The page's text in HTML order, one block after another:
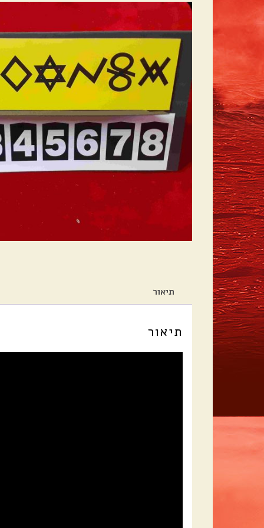
תיאור
תיאור